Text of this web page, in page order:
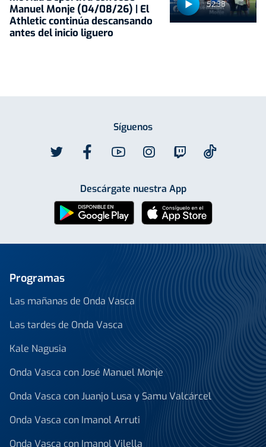
52:38
Manuel Monje (04/08/26) | El
Athletic continúa descansando
antes del inicio liguero
Síguenos
Descárgate nuestra App
Programas
Las mañanas de Onda Vasca
Las tardes de Onda Vasca
Kale Nagusia
Onda Vasca con José Manuel Monje
Onda Vasca con Juanjo Lusa y Samu Valcárcel
Onda Vasca con Imanol Arruti
Onda Vasca con Imanol Vilella